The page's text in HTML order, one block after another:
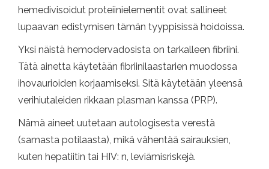
hemedivisoidut proteiinielementit ovat sallineet
lupaavan edistymisen tämän tyyppisissä hoidoissa.
Yksi näistä hemodervadosista on tarkalleen fibriini.
Tätä ainetta käytetään fibriinilaastarien muodossa
ihovaurioiden korjaamiseksi. Sitä käytetään yleensä
verihiutaleiden rikkaan plasman kanssa (PRP).
Nämä aineet uutetaan autologisesta verestä
(samasta potilaasta), mikä vähentää sairauksien,
kuten hepatiitin tai HIV: n, leviämisriskejä.